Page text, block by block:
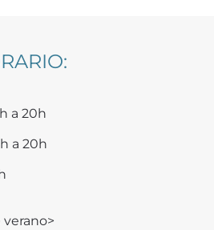
a 20h
a 20h